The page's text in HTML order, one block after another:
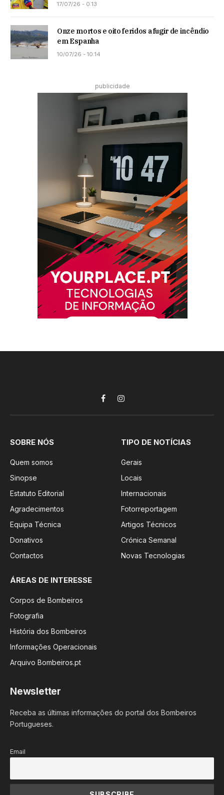
17/07/26 - 0:13
Onze mortos e oito feridos a fugir de incêndio
em Espanha
10/07/26 - 10:14
publicidade
FacebookInstagram
SOBRE NÓS
Quem somos
Sinopse
Estatuto Editorial
Agradecimentos
Equipa Técnica
Donativos
Contactos
TIPO DE NOTÍCIAS
Gerais
Locais
Internacionais
Fotorreportagem
Artigos Técnicos
Crónica Semanal
Novas Tecnologias
ÁREAS DE INTERESSE
Corpos de Bombeiros
Fotografia
História dos Bombeiros
Informações Operacionais
Arquivo Bombeiros.pt
Newsletter
Receba as últimas informações do portal dos Bombeiros
Portugueses.
Email